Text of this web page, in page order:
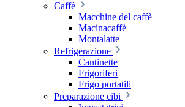
Caffè
Macchine del caffè
Macinacaffè
Montalatte
Refrigerazione
Cantinette
Frigoriferi
Frigo portatili
Preparazione cibi